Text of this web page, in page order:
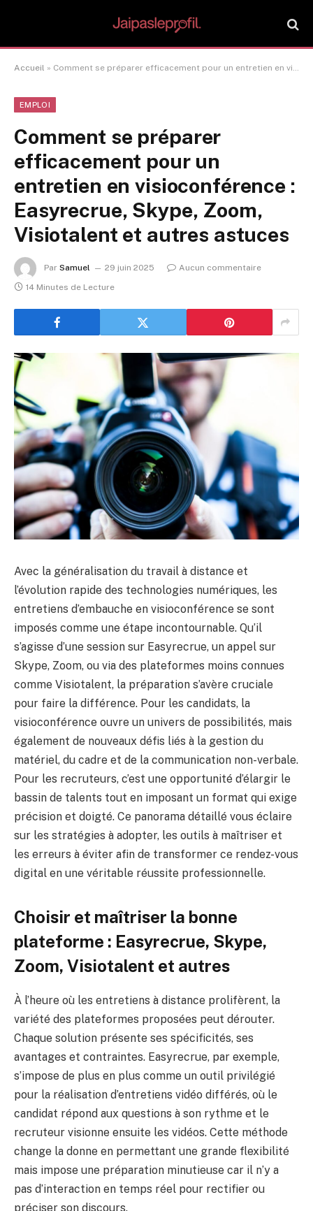
Accueil » Comment se préparer efficacement pour un entretien en visioconférence : Easyrecrue, Skype, Zoom, Visiotalent et autres astuces
EMPLOI
Comment se préparer
efficacement pour un
entretien en visioconférence :
Easyrecrue, Skype, Zoom,
Visiotalent et autres astuces
Par Samuel 29 juin 2025
Aucun commentaire
14 Minutes de Lecture
Avec la généralisation du travail à distance et
l’évolution rapide des technologies numériques, les
entretiens d’embauche en visioconférence se sont
imposés comme une étape incontournable. Qu’il
s’agisse d’une session sur Easyrecrue, un appel sur
Skype, Zoom, ou via des plateformes moins connues
comme Visiotalent, la préparation s’avère cruciale
pour faire la différence. Pour les candidats, la
visioconférence ouvre un univers de possibilités, mais
également de nouveaux défis liés à la gestion du
matériel, du cadre et de la communication non-verbale.
Pour les recruteurs, c’est une opportunité d’élargir le
bassin de talents tout en imposant un format qui exige
précision et doigté. Ce panorama détaillé vous éclaire
sur les stratégies à adopter, les outils à maîtriser et
les erreurs à éviter afin de transformer ce rendez-vous
digital en une véritable réussite professionnelle.
Choisir et maîtriser la bonne
plateforme : Easyrecrue, Skype,
Zoom, Visiotalent et autres
À l’heure où les entretiens à distance prolifèrent, la
variété des plateformes proposées peut dérouter.
Chaque solution présente ses spécificités, ses
avantages et contraintes. Easyrecrue, par exemple,
s’impose de plus en plus comme un outil privilégié
pour la réalisation d’entretiens vidéo différés, où le
candidat répond aux questions à son rythme et le
recruteur visionne ensuite les vidéos. Cette méthode
change la donne en permettant une grande flexibilité
mais impose une préparation minutieuse car il n’y a
pas d’interaction en temps réel pour rectifier ou
préciser son discours.